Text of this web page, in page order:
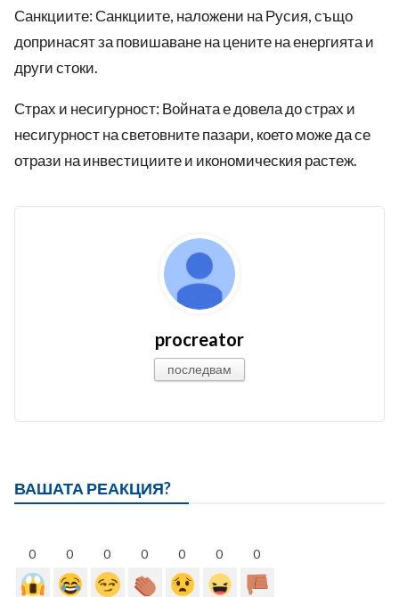
Санкциите: Санкциите, наложени на Русия, също
допринасят за повишаване на цените на енергията и
други стоки.
Страх и несигурност: Войната е довела до страх и
несигурност на световните пазари, което може да се
отрази на инвестициите и икономическия растеж.
procreator
последвам
ВАШАТА РЕАКЦИЯ?
0 0 0 0 0 0 0